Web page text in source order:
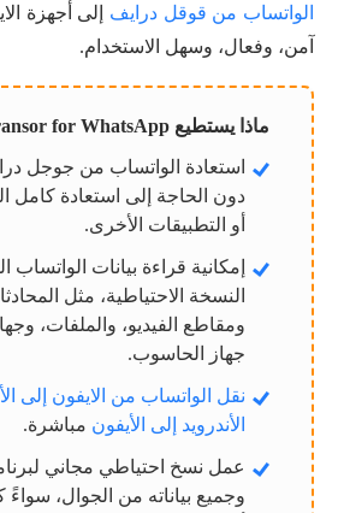
الواتساب من قوقل درايف
إلى أجهزة
آمن، وفعال، وسهل الاستخدام.
ماذا يستطيع iTransor for WhatsApp أن يفعل؟
استعادة الواتساب من جوجل
دون الحاجة إلى استعادة كامل
أو التطبيقات الأخرى.
إمكانية قراءة بيانات
النسخة الاحتياطية، مثل
ومقاطع الفيديو، والملفات،
جهاز الحاسوب.
نقل الواتساب من الايفون إلى
الأندرويد إلى الأيفون مباشرة.
عمل نسخ احتياطي مجاني
وجميع بياناته من الجوال، سواءً